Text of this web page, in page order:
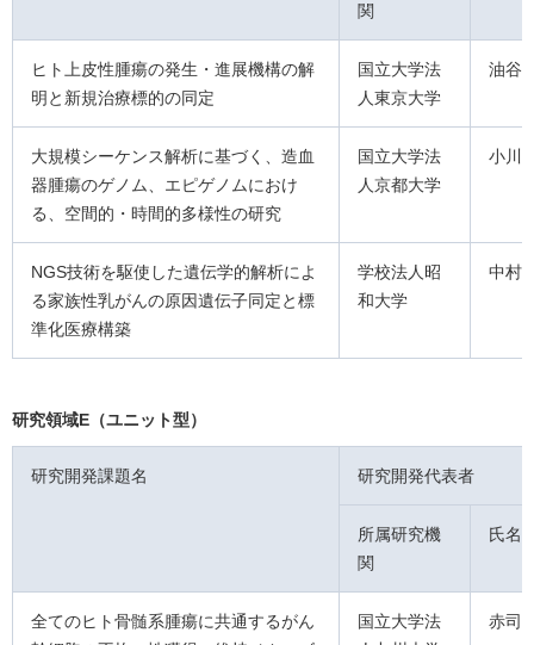
関
ヒト上皮性腫瘍の発生・進展機構の解
明と新規治療標的の同定
国立大学法
人東京大学
油谷
大規模シーケンス解析に基づく、造血
器腫瘍のゲノム、エピゲノムにおけ
る、空間的・時間的多様性の研究
国立大学法
人京都大学
小川
NGS技術を駆使した遺伝学的解析によ
る家族性乳がんの原因遺伝子同定と標
準化医療構築
学校法人昭
和大学
中村
研究領域E（ユニット型）
研究開発課題名 研究開発代表者
所属研究機
関
氏名
全てのヒト骨髄系腫瘍に共通するがん
国立大学法
赤司